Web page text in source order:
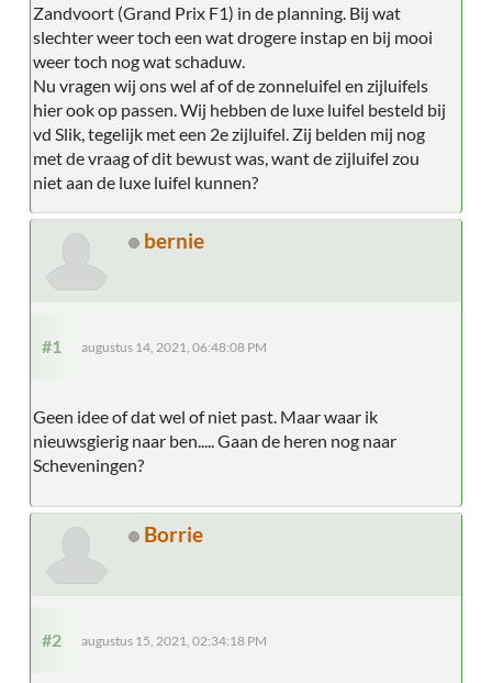
Zandvoort (Grand Prix F1) in de planning. Bij wat
slechter weer toch een wat drogere instap en bij mooi
weer toch nog wat schaduw.
Nu vragen wij ons wel af of de zonneluifel en zijluifels
hier ook op passen. Wij hebben de luxe luifel besteld bij
vd Slik, tegelijk met een 2e zijluifel. Zij belden mij nog
met de vraag of dit bewust was, want de zijluifel zou
niet aan de luxe luifel kunnen?
bernie
#1 augustus 14, 2021, 06:48:08 PM
Geen idee of dat wel of niet past. Maar waar ik
nieuwsgierig naar ben..... Gaan de heren nog naar
Scheveningen?
Borrie
#2 augustus 15, 2021, 02:34:18 PM